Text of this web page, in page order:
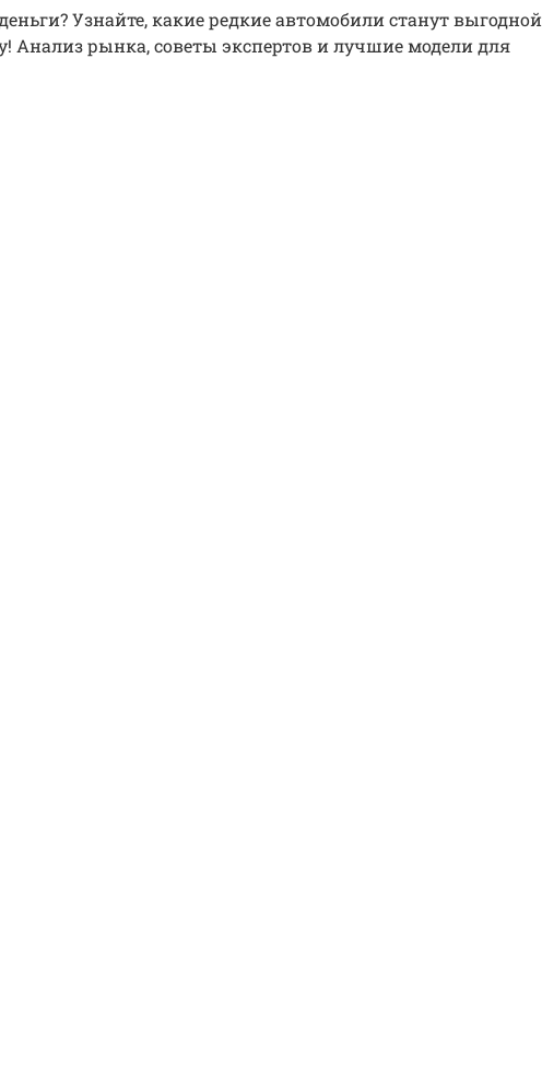
Узнайте, какие редкие автомобили станут выгодной
Анализ рынка, советы экспертов и лучшие модели для